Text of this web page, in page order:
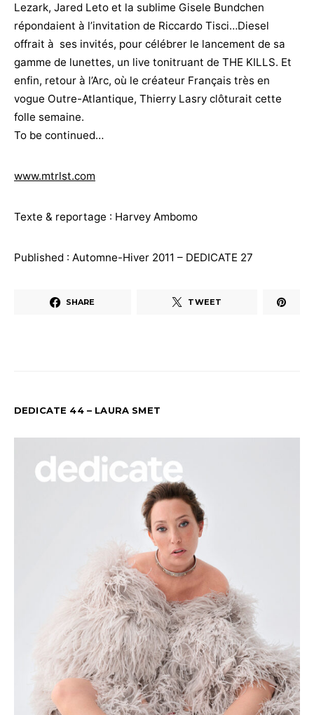
Lezark, Jared Leto et la sublime Gisele Bundchen
répondaient à l’invitation de Riccardo Tisci…Diesel
offrait à ses invités, pour célébrer le lancement de sa
gamme de lunettes, un live tonitruant de THE KILLS. Et
enfin, retour à l’Arc, où le créateur Français très en
vogue Outre-Atlantique, Thierry Lasry clôturait cette
folle semaine.
To be continued…
www.mtrlst.com
Texte & reportage : Harvey Ambomo
Published : Automne-Hiver 2011 – DEDICATE 27
SHARE TWEET
DEDICATE 44 – LAURA SMET